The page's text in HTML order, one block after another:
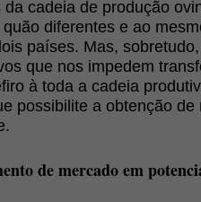
cadeia de produção
diferentes e ao
países. Mas,
que nos impedem
à toda a cadeia
possibilite a obtenção
de mercado em